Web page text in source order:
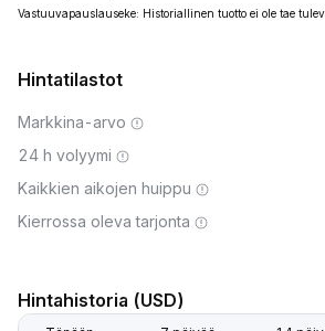
Vastuuvapauslauseke: Historiallinen tuotto ei ole tae
Hintatilastot
Markkina-arvo
24 h volyymi
Kaikkien aikojen huippu
Kierrossa oleva tarjonta
Hintahistoria (USD)